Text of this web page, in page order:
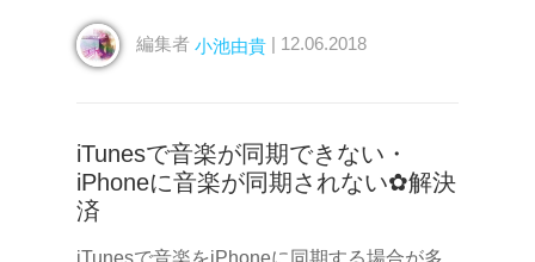
編集者 小池由貴 | 12.06.2018
iTunesで音楽が同期できない・
iPhoneに音楽が同期されない✿解決
済
iTunesで音楽をiPhoneに同期する場合が多